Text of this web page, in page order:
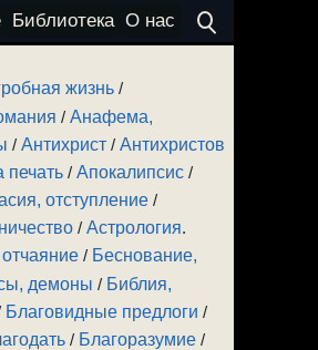
Библиотека О нас
жизнь /
/Анафема,
/Антихрист /Антихристов
печать /Апокалипсис /
отступление /
/Астрология.
/ Беснование,
демоны / Библия,
Благовидные предлоги /
/ Благоразумие /